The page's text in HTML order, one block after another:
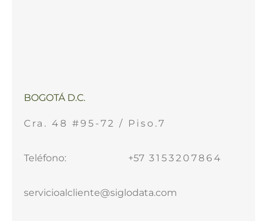
BOGOTÁ D.C.
Cra. 48 #95-72 / Piso.7
Teléfono: +57 3153207864
servicioalcliente@siglodata.com